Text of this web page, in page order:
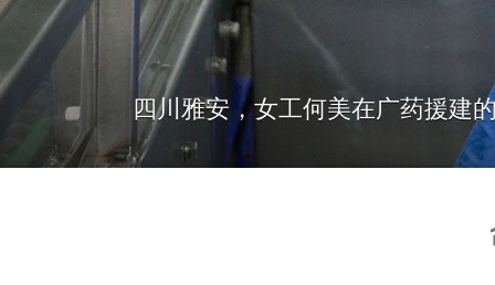
四川雅安，女工何美在广药援建